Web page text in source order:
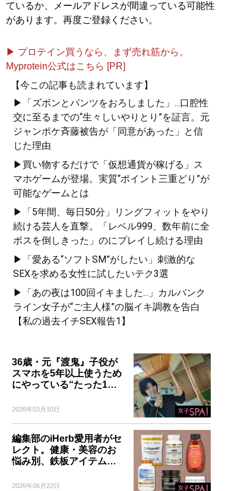
ているか、メールアドレスが間違っている可能性
があります。再度ご登録ください。
▶ プロテイン買うなら、まず売れ筋から。
Myprotein公式はこちら [PR]
【今この記事も読まれています】
▶「ズボンとパンツをおろしました」...口腔性
交に至るまでの“生々しいやりとり”を証言。元
ジャンポケ斉藤被告が「同意があった」と信
じた理由
▶買い物するだけで「仮想通貨が稼げる」ス
マホゲームが登場。実質“ポイント三重どり”が
可能なゲームとは
▶「5年間、毎日50分」リングフィットをやり
続ける芸人を直撃。「レベル999、数年前に全
ボスを倒しきった」のにプレイし続ける理由
▶「愛ある“ソフトSM”がしたい」刺激的な
SEXを求める女性に試したいテク3選
▶「あの夜は100回イキました...」カルバンク
ライン女子が“ご主人様”の脳イキ調教を告白
【私の過去イチSEX報告1】
36歳・元『渡鬼』子役が
スマホを5年以上使うため
にやっている“たった1…
2026年03月10日
編集部のiHerb愛用者がセ
レクト。健康・美容のお
悩み別、鉄板アイテム…
2026年06月22日